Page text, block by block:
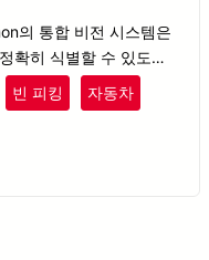
의 통합 비전 시스템은
확히 식별할 수 있도록
빈 피킹 자동차